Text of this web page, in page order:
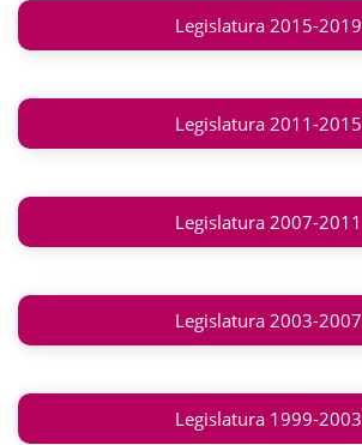
Legislatura 2015-2019
Legislatura 2011-2015
Legislatura 2007-2011
Legislatura 2003-2007
Legislatura 1999-2003